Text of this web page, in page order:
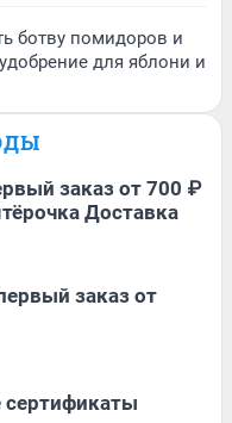
ботву помидоров и
для яблони и
заказ от 700 ₽
Доставка
заказ от
сертификаты